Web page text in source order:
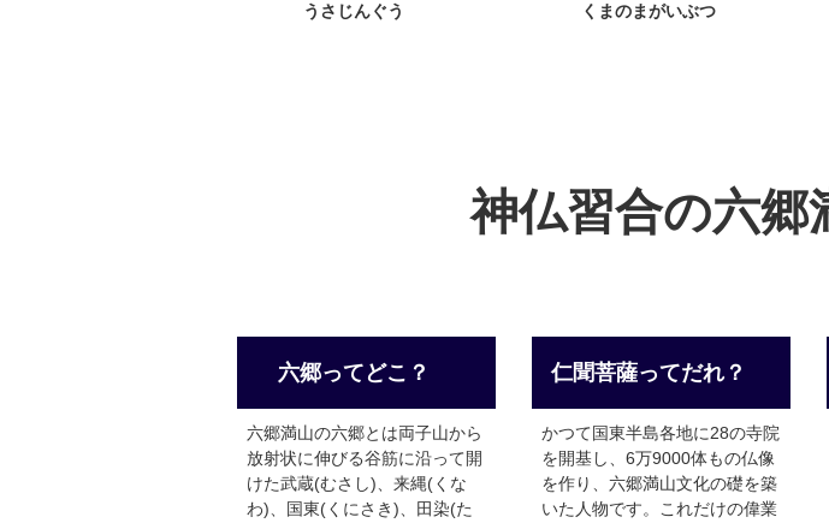
うさじんぐう くまのまがいぶつ
神仏習合の六郷
六郷ってどこ？
六郷満山の六郷とは両子山から
放射状に伸びる谷筋に沿って開
けた武蔵(むさし)、来縄(くな
わ)、国東(くにさき)、田染(た
仁聞菩薩ってだれ？
かつて国東半島各地に28の寺院
を開基し、6万9000体もの仏像
を作り、六郷満山文化の礎を築
いた人物です。これだけの偉業